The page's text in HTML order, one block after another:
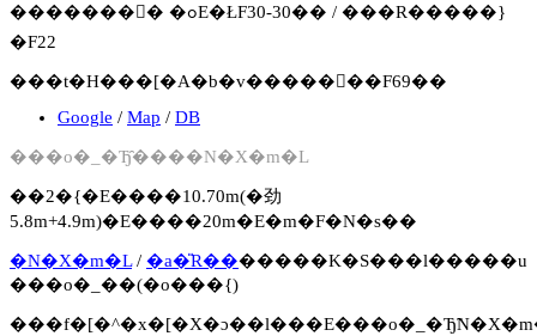
�������񍐏� �ߋE�ŁF30-30�� / ���R�����}
�F22
���t�H���[�A�b�v�����񍐏��F69��
Google / Map / DB
���o�_�Ђ̑����N�X�m�L
��2�{�E����10.70m(�劲
5.8m+4.9m)�E����20m�E�m�F�N�s��
�N�X�m�L/ �a�̎R�������K�S���l�����u
���o�_��(�o���{)